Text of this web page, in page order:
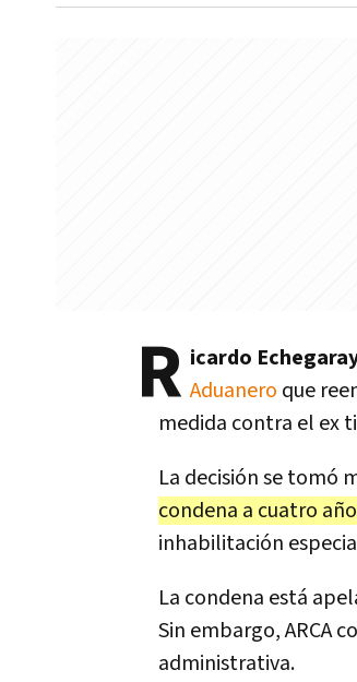
R icardo
Aduanero que
medida contra el ex
La decisión se tomó
condena a cuatro
inhabilitación
La condena está
Sin embargo, ARCA
administrativa.